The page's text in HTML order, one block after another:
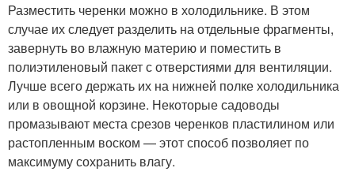
Разместить черенки можно в холодильнике. В этом
случае их следует разделить на отдельные фрагменты,
завернуть во влажную материю и поместить в
полиэтиленовый пакет с отверстиями для вентиляции.
Лучше всего держать их на нижней полке холодильника
или в овощной корзине. Некоторые садоводы
промазывают места срезов черенков пластилином или
растопленным воском — этот способ позволяет по
максимуму сохранить влагу.